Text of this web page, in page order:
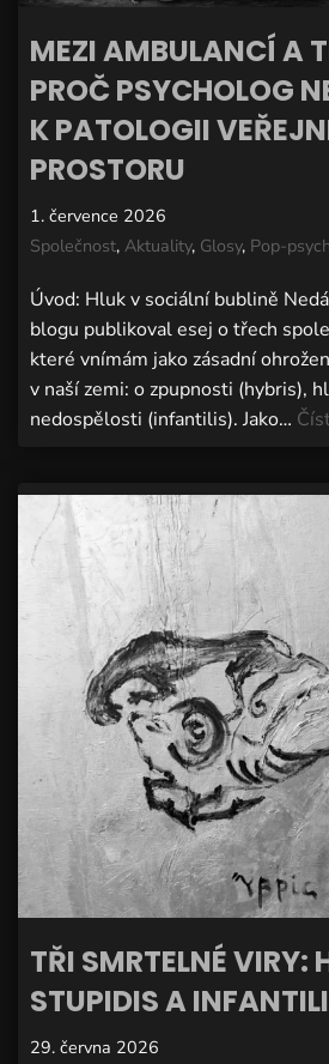
MEZI AMBULANCÍ A
PROČ PSYCHOLOG
K PATOLOGII
PROSTORU
1. července 2026
Společnost, Aktuality, Glosy, Pop-
Úvod: Hluk v sociální bublině
blogu publikoval esej o třech
které vnímám jako zásadní
v naší zemi: o zpupnosti (hybris),
nedospělosti (infantilis). Jako…
TŘI SMRTELNÉ VIRY:
STUPIDIS A
29. června 2026